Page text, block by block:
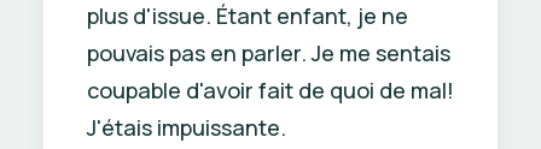
plus d'issue. Étant enfant, je ne
pouvais pas en parler. Je me sentais
coupable d'avoir fait de quoi de mal!
J'étais impuissante.